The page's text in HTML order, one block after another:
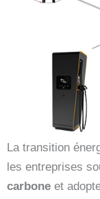
La transition
les entreprises
carbone et